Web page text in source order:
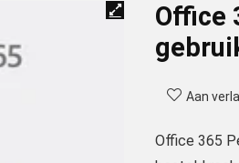
Office
Aan
Office 365